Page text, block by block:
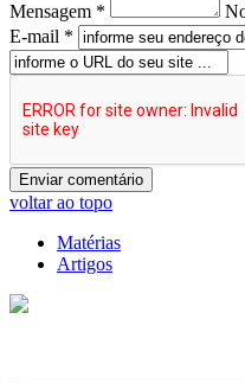
Mensagem *
E-mail *
voltar ao topo
Matérias
Artigos